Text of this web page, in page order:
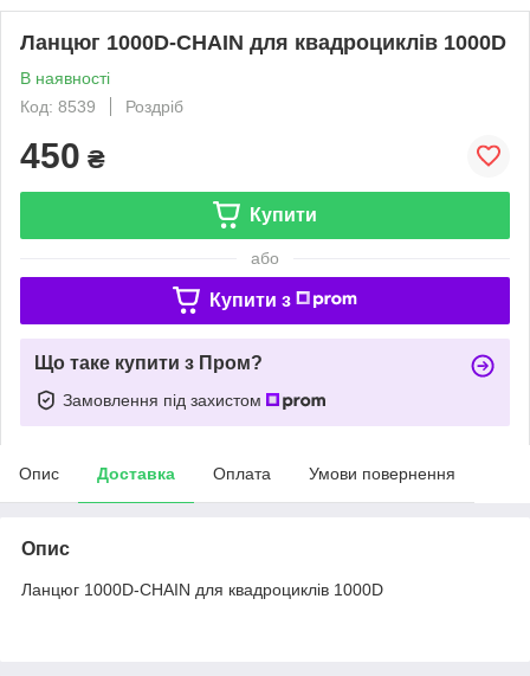
Ланцюг 1000D-CHAIN ​​для квадроциклів 1000D
В наявності
Код: 8539
Роздріб
450 ₴
Купити
або
Купити з
Що таке купити з Пром?
Замовлення під захистом
Опис Доставка Оплата Умови повернення
Опис
Ланцюг 1000D-CHAIN ​​для квадроциклів 1000D